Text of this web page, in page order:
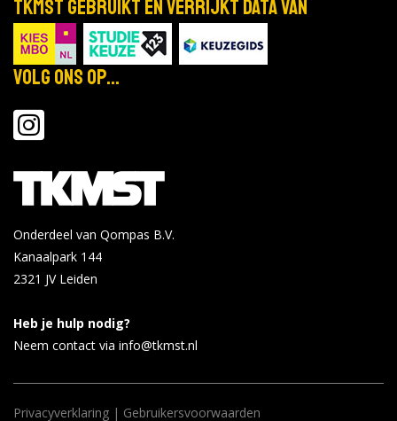
TKMST gebruikt en verrijkt data van
Volg ons op...
Onderdeel van Qompas B.V.
Kanaalpark 144
2321 JV Leiden
Heb je hulp nodig?
Neem contact via info@tkmst.nl
Privacyverklaring | Gebruikersvoorwaarden